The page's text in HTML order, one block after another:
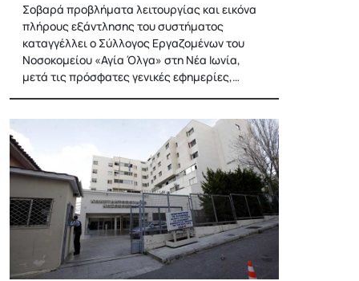
Σοβαρά προβλήματα λειτουργίας και εικόνα
πλήρους εξάντλησης του συστήματος
καταγγέλλει ο Σύλλογος Εργαζομένων του
Νοσοκομείου «Αγία Όλγα» στη Νέα Ιωνία,
μετά τις πρόσφατες γενικές εφημερίες,…